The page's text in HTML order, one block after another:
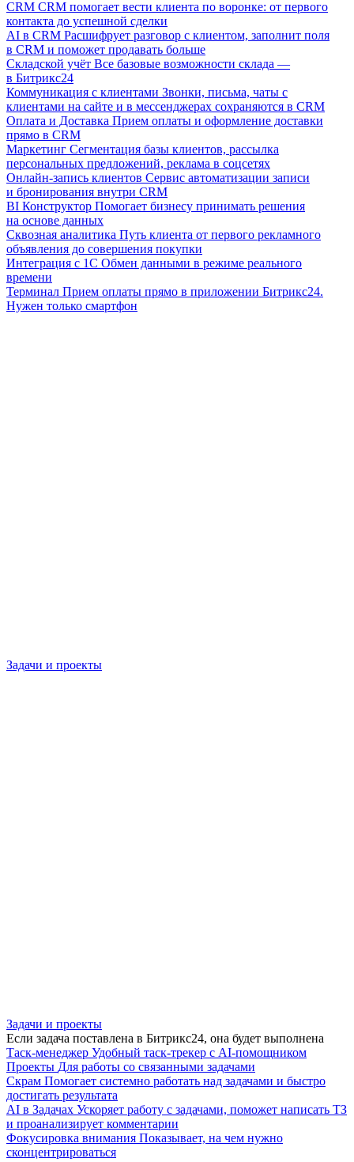
CRM CRM помогает вести клиента по воронке: от первого
контакта до успешной сделки
AI в CRM Расшифрует разговор с клиентом, заполнит поля
в CRM и поможет продавать больше
Складской учёт Все базовые возможности склада —
в Битрикс24
Коммуникация с клиентами Звонки, письма, чаты с
клиентами на сайте и в мессенджерах сохраняются в CRM
Оплата и Доставка Прием оплаты и оформление доставки
прямо в CRM
Маркетинг Сегментация базы клиентов, рассылка
персональных предложений, реклама в соцсетях
Онлайн-запись клиентов Сервис автоматизации записи
и бронирования внутри CRM
BI Конструктор Помогает бизнесу принимать решения
на основе данных
Сквозная аналитика Путь клиента от первого рекламного
объявления до совершения покупки
Интеграция с 1С Обмен данными в режиме реального
времени
Терминал Прием оплаты прямо в приложении Битрикс24.
Нужен только смартфон
Задачи и проекты
Задачи и проекты
Если задача поставлена в Битрикс24, она будет выполнена
Таск-менеджер Удобный таск-трекер с AI-помощником
Проекты Для работы со связанными задачами
Скрам Помогает системно работать над задачами и быстро
достигать результата
AI в Задачах Ускоряет работу с задачами, поможет написать ТЗ
и проанализирует комментарии
Фокусировка внимания Показывает, на чем нужно
сконцентрироваться